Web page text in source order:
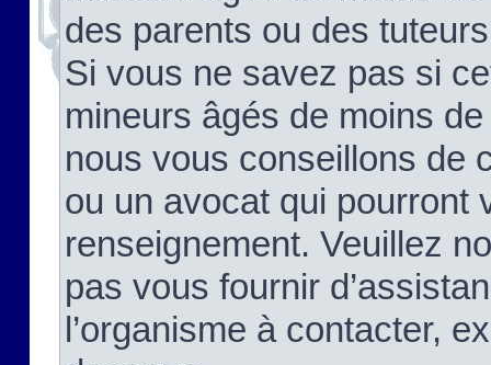
des parents ou des
Si vous ne savez pas si
mineurs âgés de moins
nous vous conseillons de
ou un avocat qui pourront
renseignement. Veuillez
pas vous fournir
l’organisme à contacter,